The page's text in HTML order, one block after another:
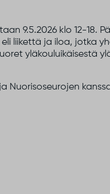
9.5.2026 klo 12-18.
liikettä ja iloa, jotka
yläkouluikäisestä
Nuorisoseurojen